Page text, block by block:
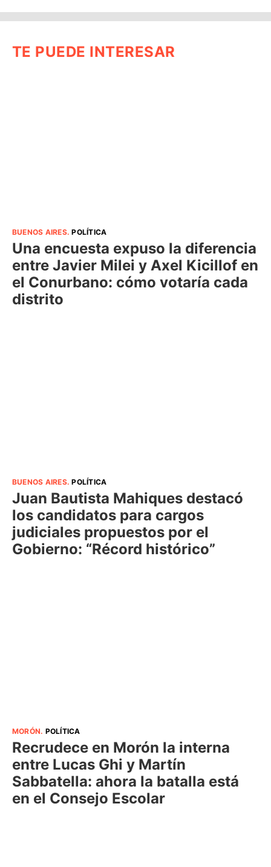
TE PUEDE INTERESAR
BUENOS AIRES.POLÍTICA
Una encuesta expuso la diferencia
entre Javier Milei y Axel Kicillof en
el Conurbano: cómo votaría cada
distrito
BUENOS AIRES.POLÍTICA
Juan Bautista Mahiques destacó
los candidatos para cargos
judiciales propuestos por el
Gobierno: “Récord histórico”
MORÓN. POLÍTICA
Recrudece en Morón la interna
entre Lucas Ghi y Martín
Sabbatella: ahora la batalla está
en el Consejo Escolar